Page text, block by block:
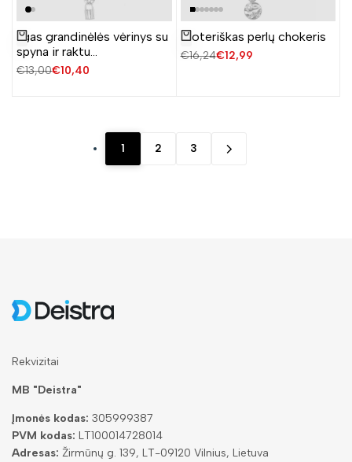
Žiūrėti produktą
Ilgas grandinėlės vėrinys su
spyna ir raktu
(auks./sidabr.)
Įprasta
€13,00Pardavimo
€10,40
Žiūrėti produktą
Moteriškas perlų chokeris
Įprasta
€16,24Pardavimo
€12,99
1 2 3
Rekvizitai
MB "Deistra"
Įmonės kodas: 305999387
PVM kodas: LT100014728014
Adresas: Žirmūnų g. 139, LT-09120 Vilnius, Lietuva